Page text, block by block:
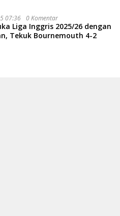
07:36 0 Komentar
Liga Inggris 2025/26 dengan
Tekuk Bournemouth 4-2